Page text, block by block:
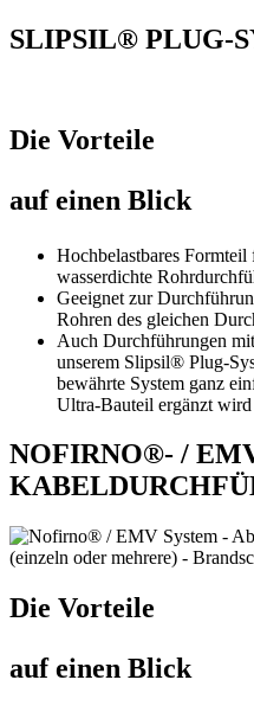
SLIPSIL® PLUG-
Die Vorteile
auf einen Blick
Hochbelastbares Formteil
wasserdichte
Geeignet zur
Rohren des gleichen
Auch Durchführungen
unserem Slipsil® Plug-
bewährte System ganz
Ultra-Bauteil ergänzt wird
NOFIRNO®- /
Die Vorteile
auf einen Blick